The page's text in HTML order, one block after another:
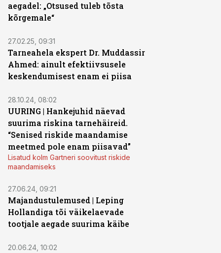
aegadel: „Otsused tuleb tõsta
kõrgemale“
27.02.25, 09:31
Tarneahela ekspert Dr. Muddassir
Ahmed: ainult efektiivsusele
keskendumisest enam ei piisa
28.10.24, 08:02
UURING | Hankejuhid näevad
suurima riskina tarnehäireid.
“Senised riskide maandamise
meetmed pole enam piisavad”
Lisatud kolm Gartneri soovitust riskide
maandamiseks
27.06.24, 09:21
Majandustulemused | Leping
Hollandiga tõi väikelaevade
tootjale aegade suurima käibe
20.06.24, 10:02